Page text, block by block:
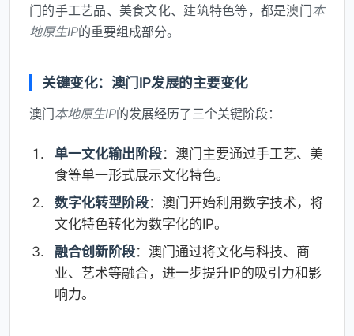
门的手工艺品、美食文化、建筑特色等，都是澳门本
地原生IP的重要组成部分。
关键变化：澳门IP发展的主要变化
澳门本地原生IP的发展经历了三个关键阶段：
单一文化输出阶段：澳门主要通过手工艺、美
食等单一形式展示文化特色。
数字化转型阶段：澳门开始利用数字技术，将
文化特色转化为数字化的IP。
融合创新阶段：澳门通过将文化与科技、商
业、艺术等融合，进一步提升IP的吸引力和影
响力。